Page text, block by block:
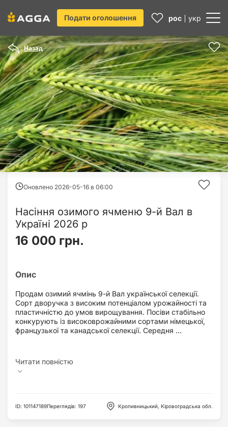
Подати оголошення рос укр
Назад
Оновлено 2026-05-16 в 06:00
Насіння озимого ячменю 9-й Вал в
Україні 2026 р
16 000 грн.
Продам озимий ячмінь 9-й Вал української селекції.
Сорт дворучка з високим потенціалом урожайності та
пластичністю до умов вирощування. Посіви стабільно
конкурують із високоврожайними сортами німецької,
французької та канадської селекції. Середня ...
ID: 101147189Переглядів: 197 Кропивницький, Кіровоградська обл.